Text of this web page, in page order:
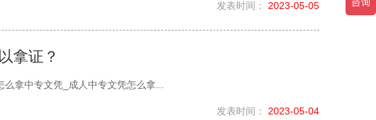
发表时间： 2023-05-05
拿证？
拿中专文凭_成人中专文凭怎么拿...
发表时间： 2023-05-04